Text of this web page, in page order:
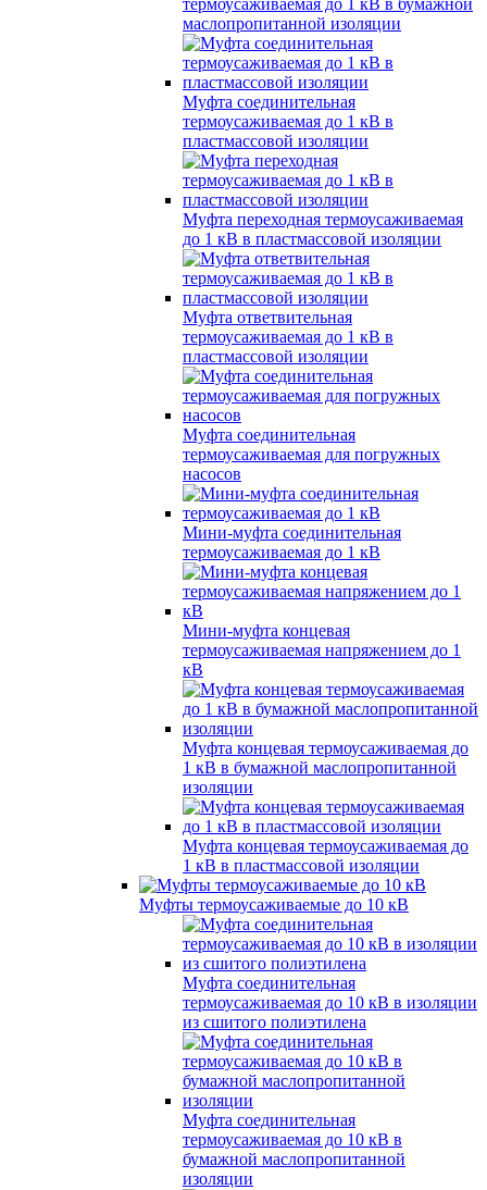
термоусаживаемая до 1 кВ в бумажной
маслопропитанной изоляции
Муфта соединительная
термоусаживаемая до 1 кВ в
пластмассовой изоляции
Муфта переходная термоусаживаемая
до 1 кВ в пластмассовой изоляции
Муфта ответвительная
термоусаживаемая до 1 кВ в
пластмассовой изоляции
Муфта соединительная
термоусаживаемая для погружных
насосов
Мини-муфта соединительная
термоусаживаемая до 1 кВ
Мини-муфта концевая
термоусаживаемая напряжением до 1
кВ
Муфта концевая термоусаживаемая до
1 кВ в бумажной маслопропитанной
изоляции
Муфта концевая термоусаживаемая до
1 кВ в пластмассовой изоляции
Муфты термоусаживаемые до 10 кВ
Муфта соединительная
термоусаживаемая до 10 кВ в изоляции
из сшитого полиэтилена
Муфта соединительная
термоусаживаемая до 10 кВ в
бумажной маслопропитанной
изоляции